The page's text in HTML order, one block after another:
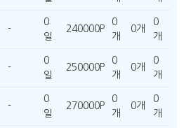
-
0
일
240000P
0
개
0개
0
개
-
0
일
250000P
0
개
0개
0
개
-
0
일
270000P
0
개
0개
0
개